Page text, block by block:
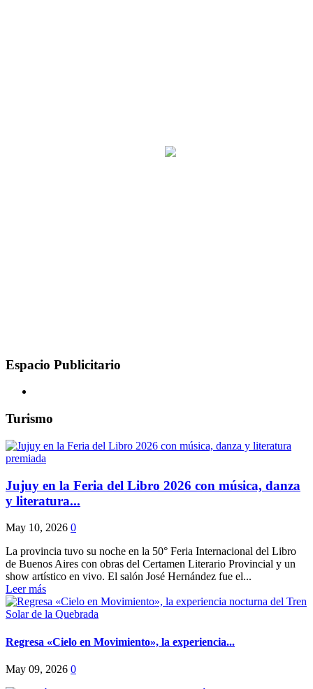
Espacio Publicitario
Turismo
Jujuy en la Feria del Libro 2026 con música, danza
y literatura...
May 10, 2026 0
La provincia tuvo su noche en la 50° Feria Internacional del Libro
de Buenos Aires con obras del Certamen Literario Provincial y un
show artístico en vivo. El salón José Hernández fue el...
Leer más
Regresa «Cielo en Movimiento», la experiencia...
May 09, 2026 0